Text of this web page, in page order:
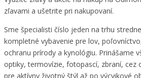
zľavami a ušetrite pri nakupovaní.
Sme špecialisti číslo jeden na trhu
kompletné vybavenie pre lov,
ochranu prírody a kynológiu. Prinášame
optiky, termovízie, fotopascí, zbraní, cez
pre aktívny životný štýl až po výcvikové